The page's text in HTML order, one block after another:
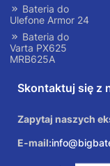
Bateria do
Ulefone Armor 24
Bateria do
Varta PX625
MRB625A
Skontaktuj się z
Zapytaj naszych
E-mail: